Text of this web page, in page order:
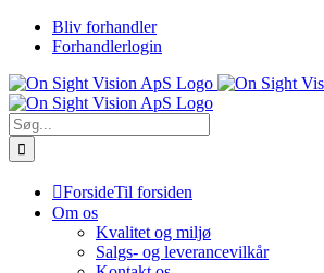
Skip
Bliv forhandler
Forhandlerlogin
Søg
efter:
ForsideTil forsiden
Om os
Kvalitet og miljø
Salgs- og leverancevilkår